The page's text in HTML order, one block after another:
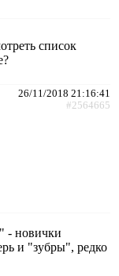
список
26/11/2018 21:16:41
#2564665
- новички
и "зубры", редко